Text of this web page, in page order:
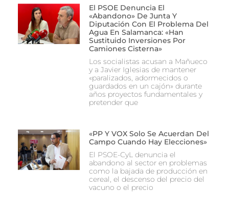
El PSOE Denuncia El
«abandono» De Junta Y
Diputación Con El Problema Del
Agua En Salamanca: «Han
Sustituido Inversiones Por
Camiones Cisterna»
Los socialistas acusan a Mañueco
y a Javier Iglesias de mantener
«paralizados, adormecidos o
guardados en un cajón» durante
años proyectos fundamentales y
pretender que
«PP Y VOX Solo Se Acuerdan Del
Campo Cuando Hay Elecciones»
El PSOE-CyL denuncia el
abandono al sector en problemas
como la bajada de producción en
cereal, el descenso del precio del
vacuno o el precio